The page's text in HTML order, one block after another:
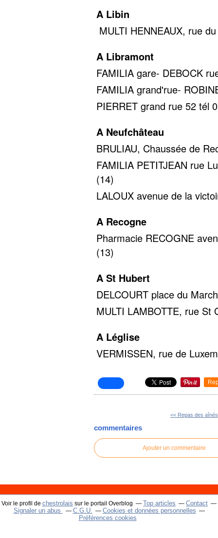
A Libin
MULTI HENNEAUX, rue
A Libramont
FAMILIA gare- DEBOCK
FAMILIA grand'rue-
PIERRET grand rue 52 tél
A Neufchâteau
BRULIAU, Chaussée de
FAMILIA PETITJEAN rue
(14)
LALOUX avenue de la
A Recogne
Pharmacie RECOGNE
(13)
A St Hubert
DELCOURT place du
MULTI LAMBOTTE, rue St
A Léglise
VERMISSEN, rue de
<< Repas des aînés
commentaires
Ajouter un commentaire
Voir le profil de chestrolais sur le portail Overblog Top articles
Contact
Signaler un abus
C.G.U.
Cookies et données personnelles
Préférences cookies